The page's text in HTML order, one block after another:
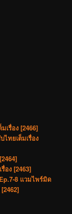
เรื่อง [2466]
ทยเต็มเรื่อง
อง [2463]
8 แวมไพร์มิด